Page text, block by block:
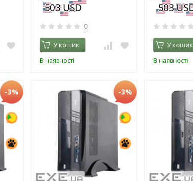
0
У кошик
В наявності
У кошик
В наявності
-3% -3%